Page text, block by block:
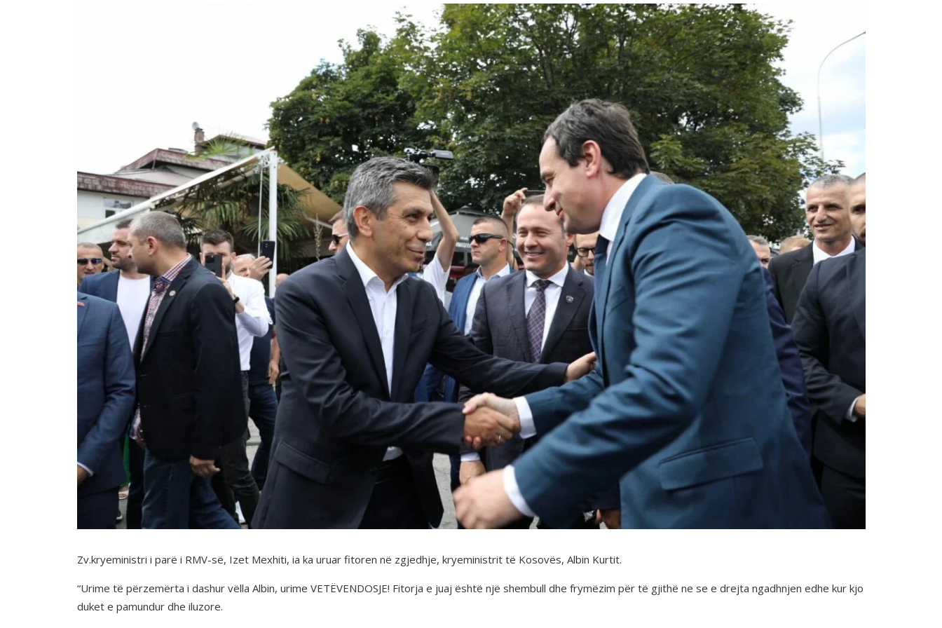
Zv.kryeministri i parë i RMV-së, Izet Mexhiti, ia ka uruar fitoren në zgjedhje, kryeministrit të Kosovës, Albin Kurtit.
“Urime të përzemërta i dashur vëlla Albin, urime VETËVENDOSJE! Fitorja e juaj është një shembull dhe frymëzim për të gjithë ne se e drejta ngadhnjen edhe kur kjo
duket e pamundur dhe iluzore.